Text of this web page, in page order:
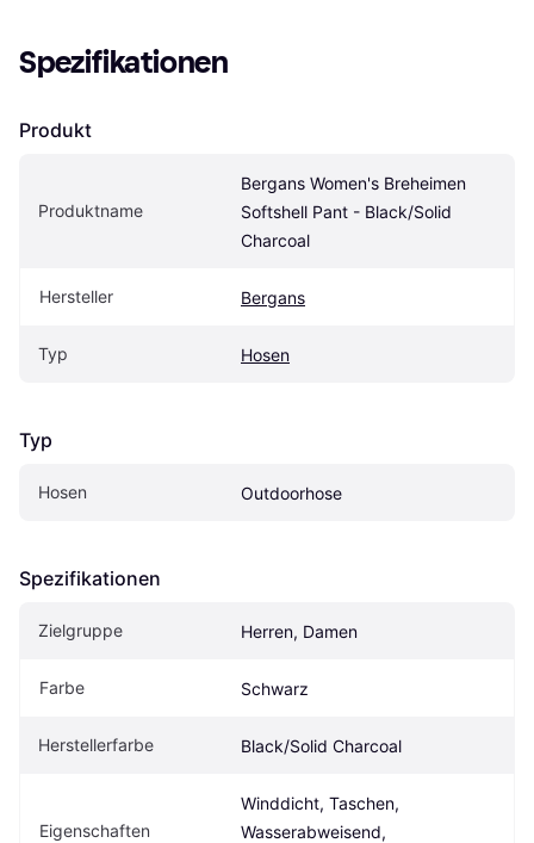
Spezifikationen
Produkt
Produktname
Bergans Women's Breheimen
Softshell Pant - Black/Solid
Charcoal
Hersteller Bergans
Typ Hosen
Typ
Hosen Outdoorhose
Spezifikationen
Zielgruppe Herren, Damen
Farbe Schwarz
Herstellerfarbe Black/Solid Charcoal
Eigenschaften
Winddicht, Taschen,
Wasserabweisend,